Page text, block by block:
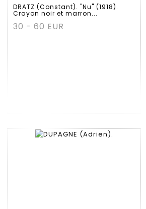
DRATZ (Constant). "Nu" (1918).
Crayon noir et marron...
30 - 60 EUR